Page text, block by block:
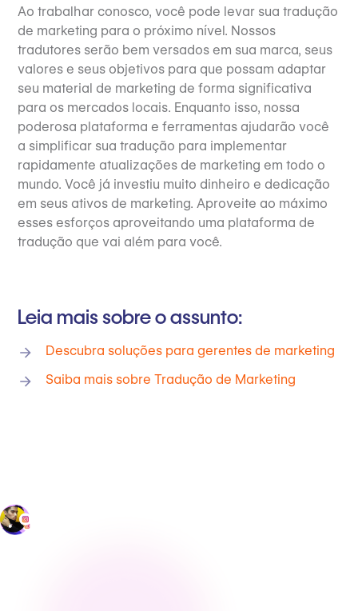
Ao trabalhar conosco, você pode levar sua tradução
de marketing para o próximo nível. Nossos
tradutores serão bem versados em sua marca, seus
valores e seus objetivos para que possam adaptar
seu material de marketing de forma significativa
para os mercados locais. Enquanto isso, nossa
poderosa plataforma e ferramentas ajudarão você
a simplificar sua tradução para implementar
rapidamente atualizações de marketing em todo o
mundo. Você já investiu muito dinheiro e dedicação
em seus ativos de marketing. Aproveite ao máximo
esses esforços aproveitando uma plataforma de
tradução que vai além para você.
Leia mais sobre o assunto:
Descubra soluções para gerentes de marketing
Saiba mais sobre Tradução de Marketing